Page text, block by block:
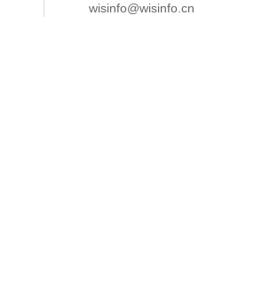
wisinfo@wisinfo.cn